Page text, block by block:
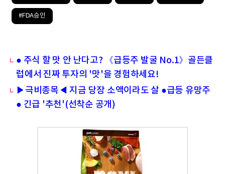
#FDA승인
● 주식 할 맛 안 난다고? 《급등주 발굴 No.1》골든클
럽에서 진짜 투자의 '맛'을 경험하세요!
▶극비종목◀ 지금 당장 소액이라도 살 ●급등 유망주
● 긴급 '추천'(선착순 공개)